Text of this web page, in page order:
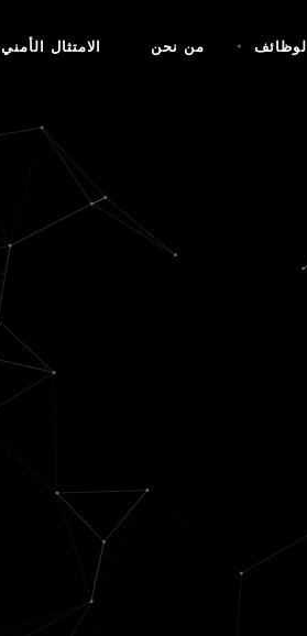
الوظائف من نحن الامتثال الأمني